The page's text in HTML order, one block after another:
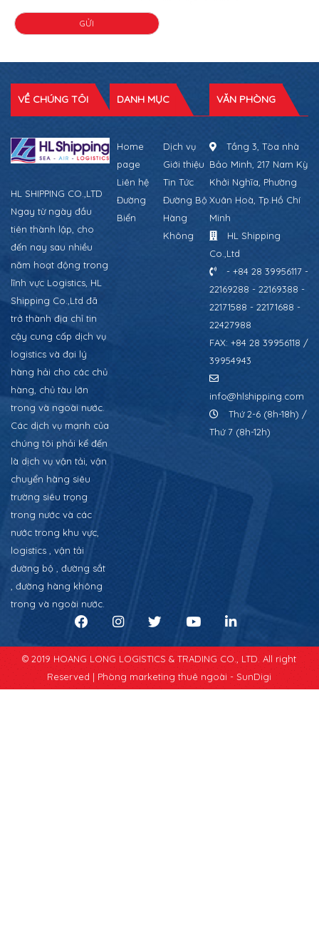
VỀ CHÚNG TÔI
HL SHIPPING CO.,LTD
Ngay từ ngày đầu
tiên thành lập, cho
đến nay sau nhiều
năm hoạt động trong
lĩnh vực Logistics, HL
Shipping Co.,Ltd đã
trở thành địa chỉ tin
cậy cung cấp dịch vụ
logistics và đại lý
hàng hải cho các chủ
hàng, chủ tàu lớn
trong và ngoài nước.
Các dịch vụ mạnh của
chúng tôi phải kể đến
là dịch vụ vận tải, vận
chuyển hàng siêu
trường siêu trọng
trong nước và các
nước trong khu vực,
logistics , vận tải
đường bộ , đường sắt
, đường hàng không
trong và ngoài nước.
DANH MỤC
Home
page
Dịch vụ
Giới thiệu
Liên hệ
Tin Tức
Đường
Biển
Đường Bộ
Hàng
Không
VĂN PHÒNG
Tầng 3, Tòa nhà
Bảo Minh, 217 Nam Kỳ
Khởi Nghĩa, Phường
Xuân Hoà, Tp.Hồ Chí
Minh
HL Shipping
Co.,Ltd
- +84 28 39956117 -
22169288 - 22169388 -
22171588 - 22171688 -
22427988
FAX: +84 28 39956118 /
39954943
info@hlshipping.com
Thứ 2-6 (8h-18h) /
Thứ 7 (8h-12h)
© 2019 HOANG LONG LOGISTICS & TRADING CO., LTD. All right
Reserved | Phòng marketing thuê ngoài - SunDigi